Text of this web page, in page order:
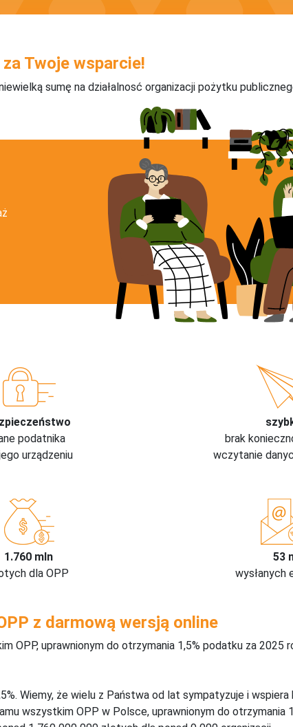
Twoje wsparcie!
sumę na działalnosć organizacji pożytku
podatnika
urządzeniu
brak
wczytanie
1.760 mln
dla OPP
53
wysłanych
z darmową wersją online
OPP, uprawnionym do otrzymania 1,5% podatku za 2025
Wiemy, że wielu z Państwa od lat sympatyzuje i
wszystkim OPP w Polsce, uprawnionym do otrzymania